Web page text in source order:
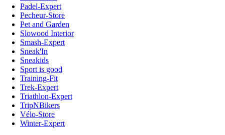
Padel-Expert
Pecheur-Store
Pet and Garden
Slowood Interior
Smash-Expert
Sneak'In
Sneakids
Sport is good
Training-Fit
Trek-Expert
Triathlon-Expert
TripNBikers
Vélo-Store
Winter-Expert